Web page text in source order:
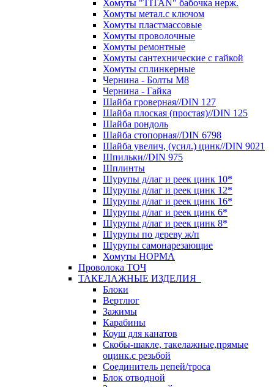
Хомуты "TITAN" бабочка нерж.
Хомуты метал.с ключом
Хомуты пластмассовые
Хомуты проволочные
Хомуты ремонтные
Хомуты сантехнические с гайкой
Хомуты сплинкерные
Чернина - Болты М8
Чернина - Гайка
Шайба гроверная//DIN 127
Шайба плоская (простая)//DIN 125
Шайба рондоль
Шайба стопорная//DIN 6798
Шайба увелич, (усил.) цинк//DIN 9021
Шпильки//DIN 975
Шплинты
Шурупы д/лаг и реек цинк 10*
Шурупы д/лаг и реек цинк 12*
Шурупы д/лаг и реек цинк 16*
Шурупы д/лаг и реек цинк 6*
Шурупы д/лаг и реек цинк 8*
Шурупы по дереву ж/п
Шурупы самонарезающие
Хомуты НОРМА
Проволока ТОЧ
ТАКЕЛАЖНЫЕ ИЗДЕЛИЯ
Блоки
Вертлюг
Зажимы
Карабины
Коуш для канатов
Скобы-шакле, такелажные,прямые
оцинк.с резьбой
Соединитель цепей/троса
Блок отводной